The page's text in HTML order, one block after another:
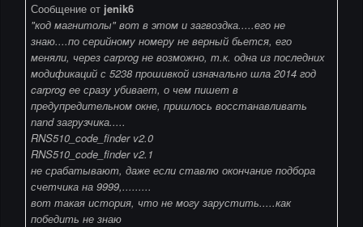
Сообщение от jenik6
"код магнитолы" вот в этом и загвоздка.....его не
знаю....по серийному номеру не верный бьется, его
меняли, через carprog не возможно, т.к. одна из последних
модификаций с 5238 прошивкой изначально шла 2014 год
carprog ее сразу убивает, о чем пишет в
предупредительном окне, пришлось восстанавливать
nand загрузчика.....
RNS510_code_finder v2.0
RNS510_code_finder v2.1
не срабатывают, даже если ставлю окончание подбора
счетчика на 9999,.........
вот такая история, что не могу зарустить.....как
победить не знаю